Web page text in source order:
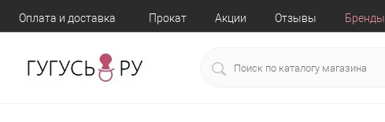
Оплата и доставка Прокат Акции Отзывы Бренды